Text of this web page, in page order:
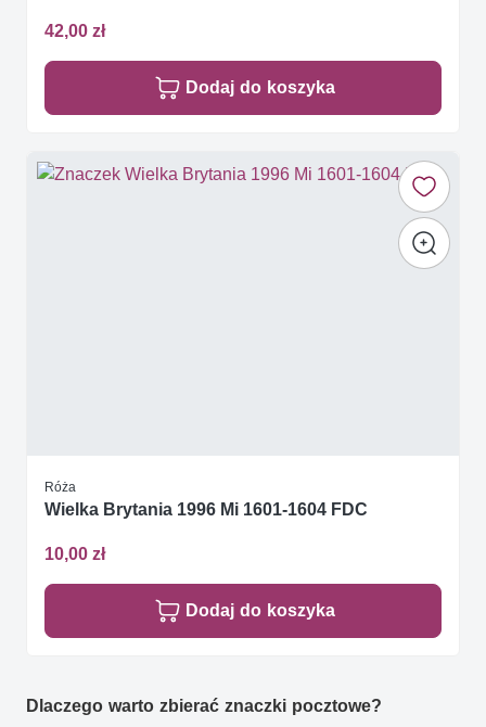
42,00 zł
Dodaj do koszyka
Róża
Wielka Brytania 1996 Mi 1601-1604 FDC
10,00 zł
Dodaj do koszyka
Dlaczego warto zbierać znaczki pocztowe?